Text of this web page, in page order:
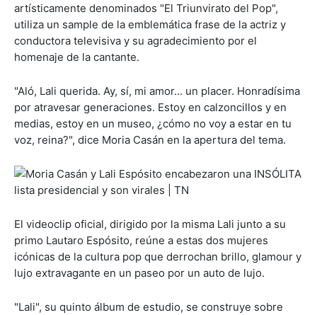
artísticamente denominados "El Triunvirato del Pop",
utiliza un sample de la emblemática frase de la actriz y
conductora televisiva y su agradecimiento por el
homenaje de la cantante.
"Aló, Lali querida. Ay, sí, mi amor... un placer. Honradísima
por atravesar generaciones. Estoy en calzoncillos y en
medias, estoy en un museo, ¿cómo no voy a estar en tu
voz, reina?", dice Moria Casán en la apertura del tema.
El videoclip oficial, dirigido por la misma Lali junto a su
primo Lautaro Espósito, reúne a estas dos mujeres
icónicas de la cultura pop que derrochan brillo, glamour y
lujo extravagante en un paseo por un auto de lujo.
"Lali", su quinto álbum de estudio, se construye sobre